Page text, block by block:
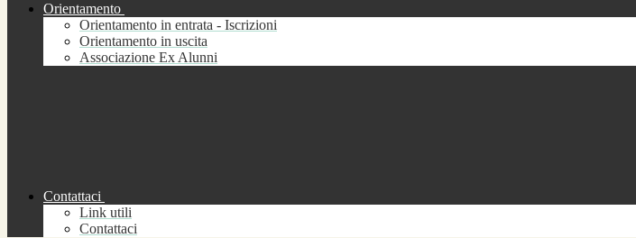
Orientamento
Orientamento in entrata - Iscrizioni
Orientamento in uscita
Associazione Ex Alunni
Contattaci
Link utili
Contattaci